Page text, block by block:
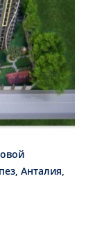
Анталия,